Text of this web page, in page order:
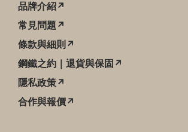
品牌介紹↗
常見問題↗
條款與細則↗
鋼鐵之約｜退貨與保固↗
隱私政策↗
合作與報價↗